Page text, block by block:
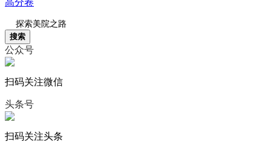
高分卷
搜索
公众号
扫码关注微信
头条号
扫码关注头条